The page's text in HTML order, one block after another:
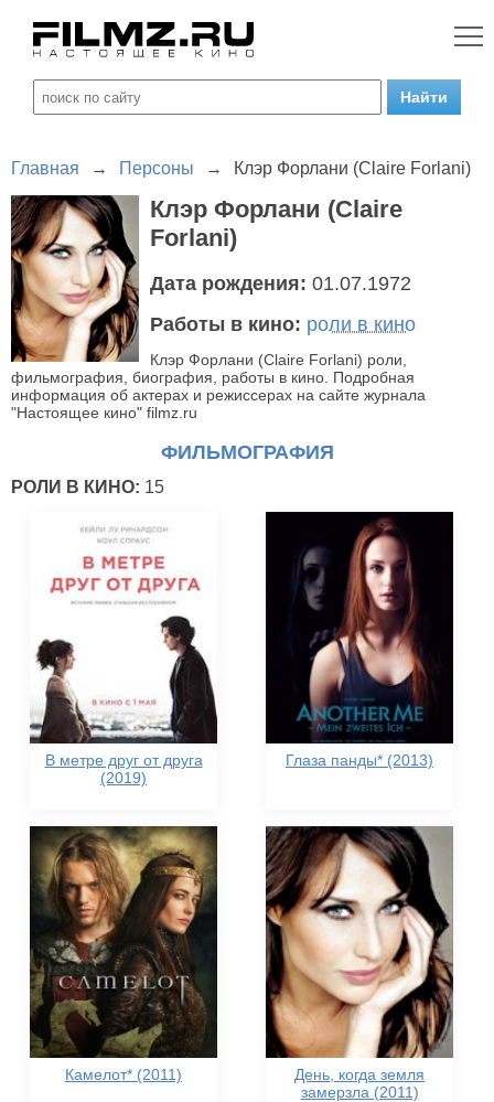
Главная → Персоны → Клэр Форлани (Claire Forlani)
Клэр Форлани (Claire
Forlani)
Дата рождения: 01.07.1972
Работы в кино: роли в кино
Клэр Форлани (Claire Forlani) роли,
фильмография, биография, работы в кино. Подробная
информация об актерах и режиссерах на сайте журнала
"Настоящее кино" filmz.ru
ФИЛЬМОГРАФИЯ
РОЛИ В КИНО: 15
В метре друг от друга
(2019)
Глаза панды* (2013)
Камелот* (2011)
День, когда земля
замерзла (2011)